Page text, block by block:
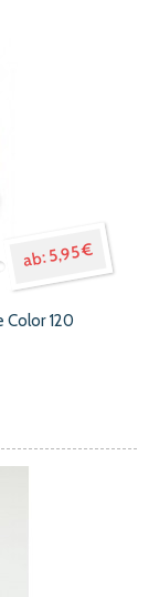
5,95 €
Color 120